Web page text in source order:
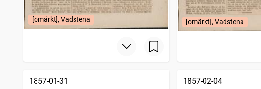
[omärkt], Vadstena [omärkt], Vadstena
1857-01-31
1857-02-04